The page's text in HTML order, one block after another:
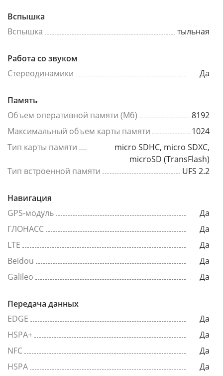
Вспышка
Вспышка
тыльная
Работа со звуком
Стереодинамики
Да
Память
Объем оперативной памяти (Мб)
8192
Максимальный объем карты памяти
1024
Тип карты памяти
micro SDHC, micro SDXC,
microSD (TransFlash)
Тип встроенной памяти
UFS 2.2
Навигация
GPS-модуль
Да
ГЛОНАСС
Да
LTE
Да
Beidou
Да
Galileo
Да
Передача данных
EDGE
Да
HSPA+
Да
NFC
Да
HSPA
Да